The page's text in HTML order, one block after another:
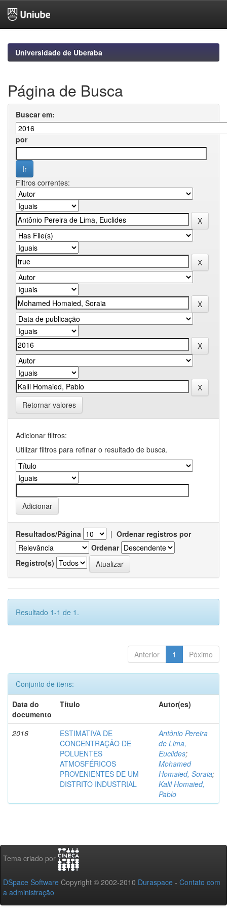
navigationUniversidade de Uberaba
Página de Busca
Buscar em:
por
Filtros correntes:
Retornar valores
Adicionar filtros:
Utilizar filtros para refinar o resultado de busca.
Resultados/Página | Ordenar registros por
Ordenar
Registro(s)
Resultado 1-1 de 1.
Anterior 1 Póximo
Conjunto de itens:
Data do
documento
Título Autor(es)
2016
ESTIMATIVA DE
CONCENTRAÇÃO DE
POLUENTES
ATMOSFÉRICOS
PROVENIENTES DE UM
DISTRITO INDUSTRIAL
Antônio Pereira
de Lima,
Euclides;
Mohamed
Homaied, Soraia;
Kalil Homaied,
Pablo
Tema criado por
DSpace Software Copyright © 2002-2010 Duraspace - Contato com
a administração